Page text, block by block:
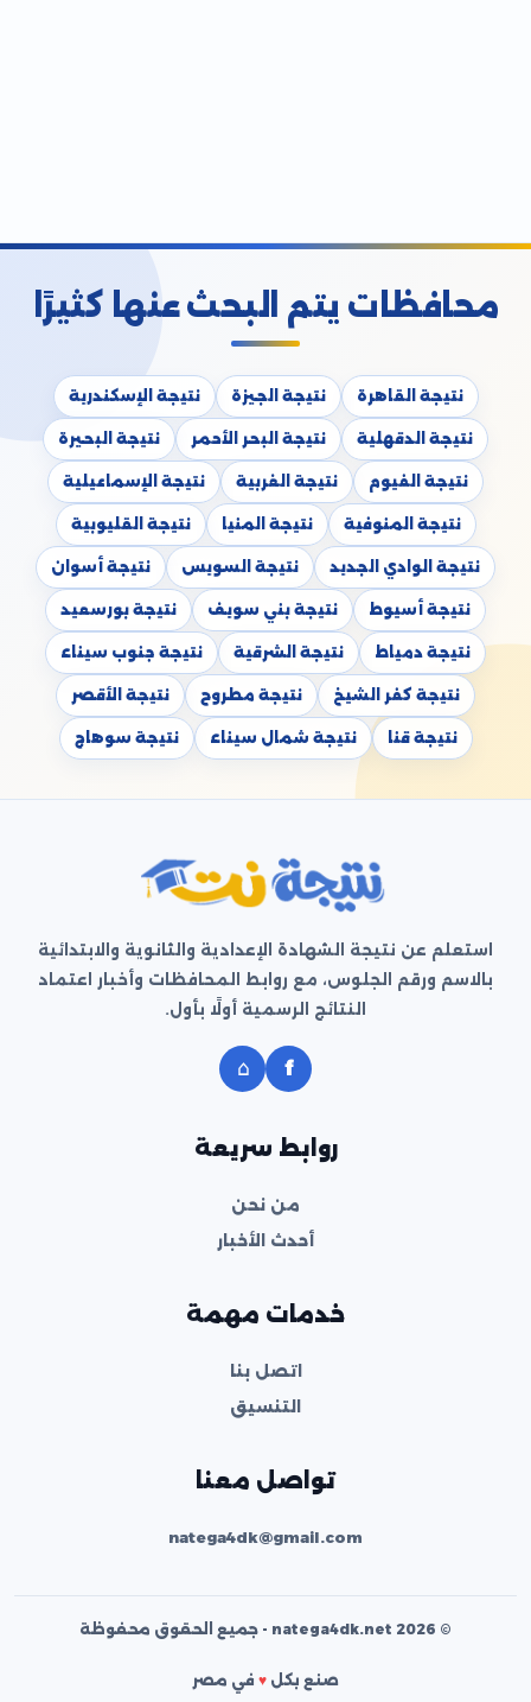
محافظات يتم البحث عنها كثيرًا
نتيجة القاهرة نتيجة الجيزة نتيجة الإسكندرية
نتيجة الدقهلية نتيجة البحر الأحمر نتيجة البحيرة
نتيجة الفيوم نتيجة الغربية نتيجة الإسماعيلية
نتيجة المنوفية نتيجة المنيا نتيجة القليوبية
نتيجة الوادي الجديد نتيجة السويس نتيجة أسوان
نتيجة أسيوط نتيجة بني سويف نتيجة بورسعيد
نتيجة دمياط نتيجة الشرقية نتيجة جنوب سيناء
نتيجة كفر الشيخ نتيجة مطروح نتيجة الأقصر
نتيجة قنا نتيجة شمال سيناء نتيجة سوهاج
استعلم عن نتيجة الشهادة الإعدادية والثانوية والابتدائية
بالاسم ورقم الجلوس، مع روابط المحافظات وأخبار اعتماد
النتائج الرسمية أولًا بأول.
f
⌂
روابط سريعة
من نحن
أحدث الأخبار
خدمات مهمة
اتصل بنا
التنسيق
تواصل معنا
natega4dk@gmail.com
© 2026 natega4dk.net - جميع الحقوق محفوظة
صنع بكل ♥ في مصر